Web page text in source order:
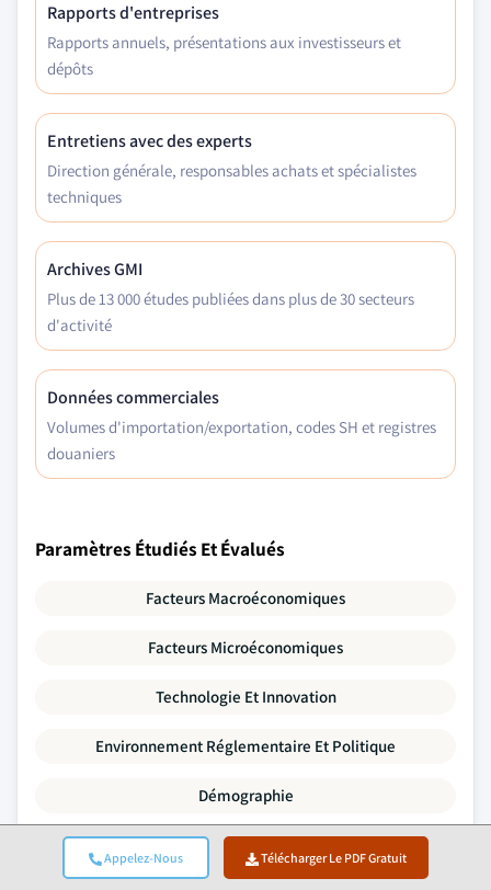
Appelez-Nous Télécharger Le PDF Gratuit
Rapports d'entreprises
Rapports annuels, présentations aux investisseurs et
dépôts
Entretiens avec des experts
Direction générale, responsables achats et spécialistes
techniques
Archives GMI
Plus de 13 000 études publiées dans plus de 30 secteurs
d'activité
Données commerciales
Volumes d'importation/exportation, codes SH et registres
douaniers
Paramètres Étudiés Et Évalués
Facteurs Macroéconomiques
Facteurs Microéconomiques
Technologie Et Innovation
Environnement Réglementaire Et Politique
Démographie
Analyse De La Chaîne De Valeur